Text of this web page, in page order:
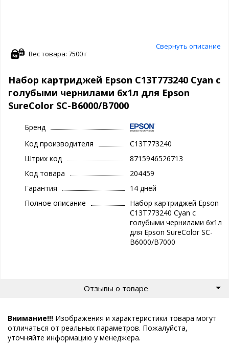
Свернуть описание
Вес товара: 7500 г
Набор картриджей Epson C13T773240 Cyan с
голубыми чернилами 6х1л для Epson
SureColor SC-B6000/B7000
Бренд
Код производителя
C13T773240
Штрих код
8715946526713
Код товара
204459
Гарантия
14 дней
Полное описание
Набор картриджей Epson
C13T773240 Cyan с
голубыми чернилами 6х1л
для Epson SureColor SC-
B6000/B7000
Отзывы о товаре
Внимание!!! Изображения и характеристики товара могут
отличаться от реальных параметров. Пожалуйста,
уточняйте информацию у менеджера.